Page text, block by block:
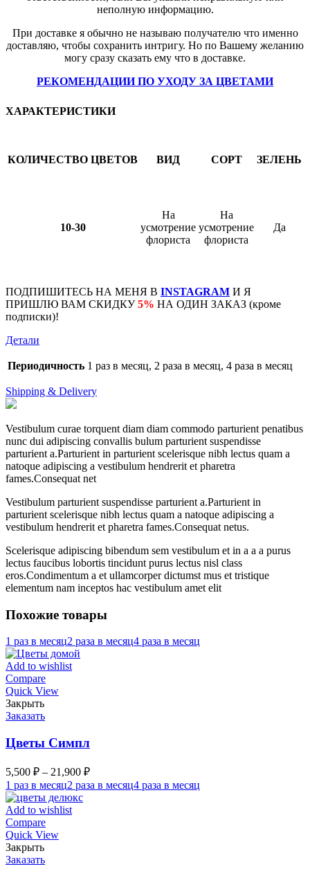
неполную информацию.
При доставке я обычно не называю получателю что именно
доставляю, чтобы сохранить интригу. Но по Вашему желанию
могу сразу сказать ему что в доставке.
РЕКОМЕНДАЦИИ ПО УХОДУ ЗА ЦВЕТАМИ
ХАРАКТЕРИСТИКИ
КОЛИЧЕСТВО ЦВЕТОВ ВИД СОРТ ЗЕЛЕНЬ
10-30
На
усмотрение
флориста
На
усмотрение
флориста
Да
ПОДПИШИТЕСЬ НА МЕНЯ В INSTAGRAM И Я
ПРИШЛЮ ВАМ СКИДКУ5% НА ОДИН ЗАКАЗ (кроме
подписки)!
Детали
Периодичность 1 раз в месяц, 2 раза в месяц, 4 раза в месяц
Shipping & Delivery
Vestibulum curae torquent diam diam commodo parturient penatibus
nunc dui adipiscing convallis bulum parturient suspendisse
parturient a.Parturient in parturient scelerisque nibh lectus quam a
natoque adipiscing a vestibulum hendrerit et pharetra
fames.Consequat net
Vestibulum parturient suspendisse parturient a.Parturient in
parturient scelerisque nibh lectus quam a natoque adipiscing a
vestibulum hendrerit et pharetra fames.Consequat netus.
Scelerisque adipiscing bibendum sem vestibulum et in a a a purus
lectus faucibus lobortis tincidunt purus lectus nisl class
eros.Condimentum a et ullamcorper dictumst mus et tristique
elementum nam inceptos hac vestibulum amet elit
Похожие товары
1 раз в месяц2 раза в месяц4 раза в месяц
Add to wishlist
Compare
Quick View
Закрыть
Заказать
Цветы Симпл
5,500 ₽ – 21,900 ₽
1 раз в месяц2 раза в месяц4 раза в месяц
Add to wishlist
Compare
Quick View
Закрыть
Заказать